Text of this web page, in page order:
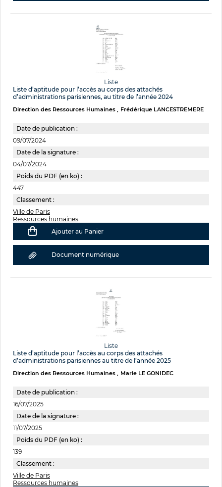
Liste
Liste d’aptitude pour l’accès au corps des attachés
d’administrations parisiennes, au titre de l’année 2024
Direction des Ressources Humaines Frédérique LANCESTREMERE
Date de publication :
09/07/2024
Date de la signature :
04/07/2024
Poids du PDF (en ko) :
447
Classement :
Ville de Paris
Ressources humaines
Ajouter au Panier
Document numérique
Liste
Liste d’aptitude pour l’accès au corps des attachés
d’administrations parisiennes au titre de l’année 2025
Direction des Ressources Humaines Marie LE GONIDEC
Date de publication :
16/07/2025
Date de la signature :
11/07/2025
Poids du PDF (en ko) :
139
Classement :
Ville de Paris
Ressources humaines